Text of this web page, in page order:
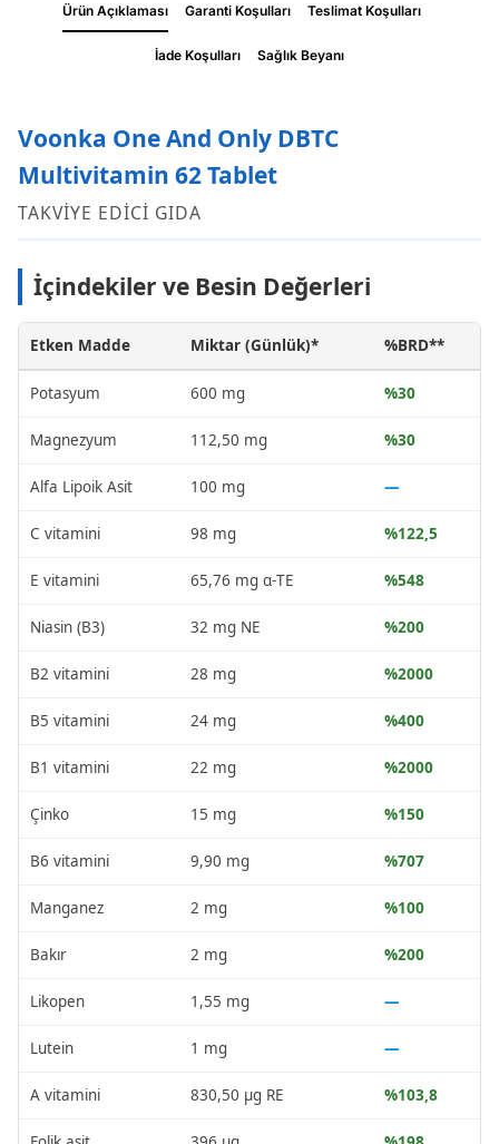
Ürün Açıklaması Garanti Koşulları Teslimat Koşulları
İade Koşulları Sağlık Beyanı
Voonka One And Only DBTC
Multivitamin 62 Tablet
TAKVİYE EDİCİ GIDA
İçindekiler ve Besin Değerleri
Etken Madde Miktar (Günlük)* %BRD**
Potasyum 600 mg %30
Magnezyum 112,50 mg %30
Alfa Lipoik Asit 100 mg —
C vitamini 98 mg %122,5
E vitamini 65,76 mg α-TE %548
Niasin (B3) 32 mg NE %200
B2 vitamini 28 mg %2000
B5 vitamini 24 mg %400
B1 vitamini 22 mg %2000
Çinko 15 mg %150
B6 vitamini 9,90 mg %707
Manganez 2 mg %100
Bakır 2 mg %200
Likopen 1,55 mg —
Lutein 1 mg —
A vitamini 830,50 µg RE %103,8